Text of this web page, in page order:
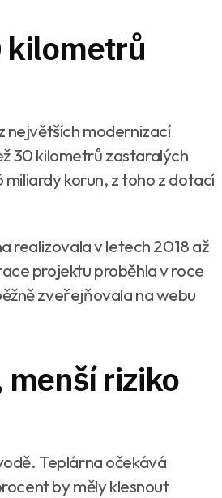
kilometrů
největších modernizací
30 kilometrů zastaralých
korun, z toho z dotací
realizovala v letech 2018 až
projektu proběhla v roce
zveřejňovala na webu
menší riziko
Teplárna očekává
by měly klesnout